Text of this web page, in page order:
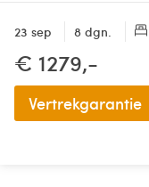
23 sep 8 dgn.
€ 1279,-
Vertrekgarantie